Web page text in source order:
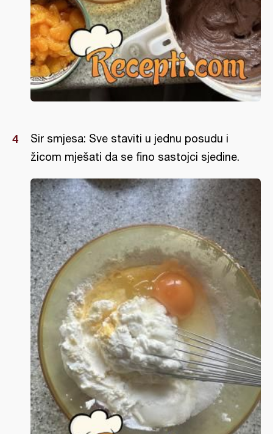
Sir smjesa: Sve staviti u jednu posudu i
žicom mješati da se fino sastojci sjedine.